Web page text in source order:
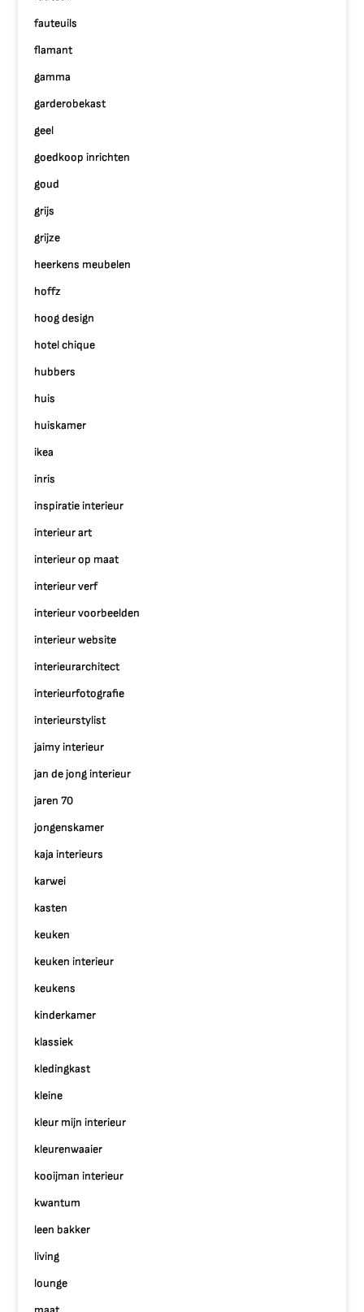
fauteuils
flamant
gamma
garderobekast
geel
goedkoop inrichten
goud
grijs
grijze
heerkens meubelen
hoffz
hoog design
hotel chique
hubbers
huis
huiskamer
ikea
inris
inspiratie interieur
interieur art
interieur op maat
interieur verf
interieur voorbeelden
interieur website
interieurarchitect
interieurfotografie
interieurstylist
jaimy interieur
jan de jong interieur
jaren 70
jongenskamer
kaja interieurs
karwei
kasten
keuken
keuken interieur
keukens
kinderkamer
klassiek
kledingkast
kleine
kleur mijn interieur
kleurenwaaier
kooijman interieur
kwantum
leen bakker
living
lounge